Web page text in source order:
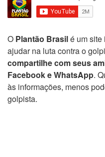
O Plantão Brasilé um site
ajudar na luta contra o
compartilhe com seus
Facebook e WhatsApp.
às informações, menos
golpista.